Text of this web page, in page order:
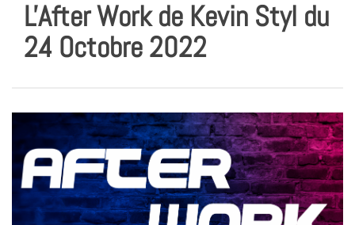
L'After Work de Kevin Styl du
24 Octobre 2022